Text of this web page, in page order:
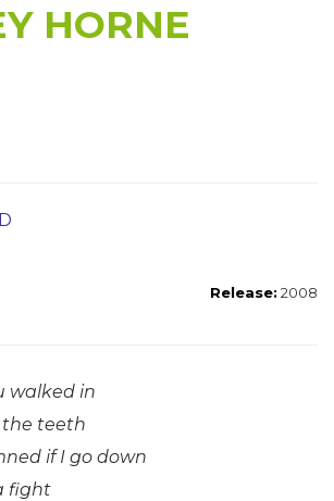
HORNE
Release: 2008
walked in
teeth
if I go down
fight